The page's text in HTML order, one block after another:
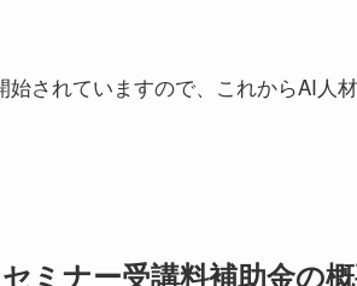
されていますので、これからAI人
ミナー受講料補助金の